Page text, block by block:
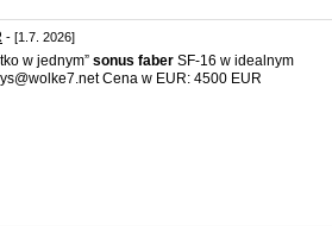
- [1.7. 2026]
w jednym” sonus faber SF-16 w idealnym
Cena w EUR: 4500 EUR